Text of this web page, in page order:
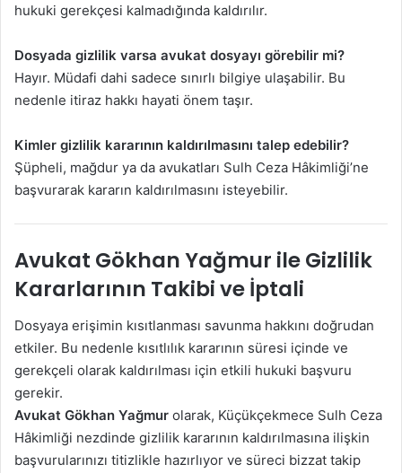
hukuki gerekçesi kalmadığında kaldırılır.
Dosyada gizlilik varsa avukat dosyayı görebilir mi?
Hayır. Müdafi dahi sadece sınırlı bilgiye ulaşabilir. Bu
nedenle itiraz hakkı hayati önem taşır.
Kimler gizlilik kararının kaldırılmasını talep edebilir?
Şüpheli, mağdur ya da avukatları Sulh Ceza Hâkimliği’ne
başvurarak kararın kaldırılmasını isteyebilir.
Avukat Gökhan Yağmur ile Gizlilik
Kararlarının Takibi ve İptali
Dosyaya erişimin kısıtlanması savunma hakkını doğrudan
etkiler. Bu nedenle kısıtlılık kararının süresi içinde ve
gerekçeli olarak kaldırılması için etkili hukuki başvuru
gerekir.
Avukat Gökhan Yağmur olarak, Küçükçekmece Sulh Ceza
Hâkimliği nezdinde gizlilik kararının kaldırılmasına ilişkin
başvurularınızı titizlikle hazırlıyor ve süreci bizzat takip